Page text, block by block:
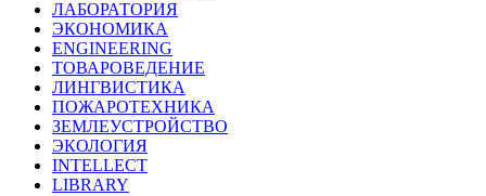
ЛАБОРАТОРИЯ
ЭКОНОМИКА
ENGINEERING
ТОВАРОВЕДЕНИЕ
ЛИНГВИСТИКА
ПОЖАРОТЕХНИКА
ЗЕМЛЕУСТРОЙСТВО
ЭКОЛОГИЯ
INTELLECT
LIBRARY